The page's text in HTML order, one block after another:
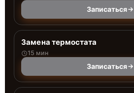
Записаться
Замена термостата
15 мин
Записаться